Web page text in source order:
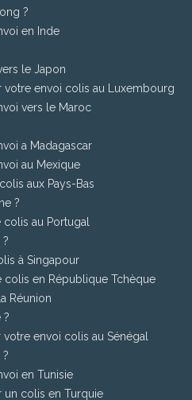
?
en Inde
le Japon
votre envoi colis au Luxembourg
vers le Maroc
a Madagascar
au Mexique
aux Pays-Bas
?
au Portugal
à Singapour
en République Tchèque
Réunion
?
envoi colis au Sénégal
en Tunisie
un colis en Turquie